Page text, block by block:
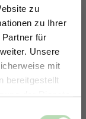
zu
zu Ihrer
für
Unsere
mit
bereitgestellt
der Dienste
AUF